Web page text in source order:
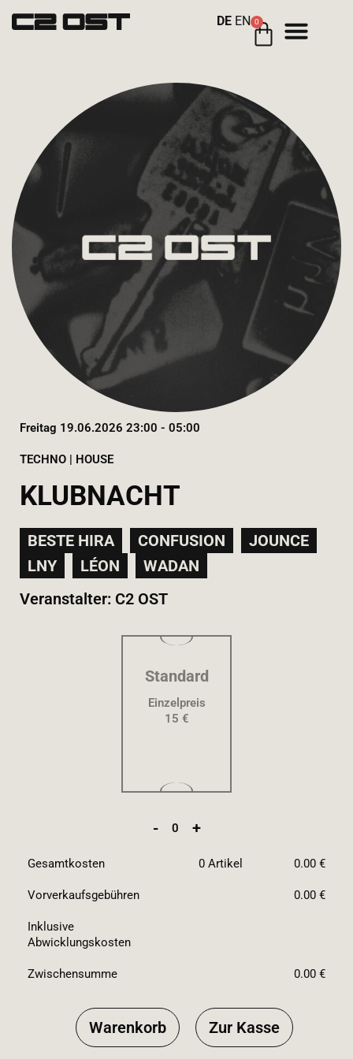
DE EN 0
Freitag 19.06.2026 23:00 - 05:00
TECHNO | HOUSE
KLUBNACHT
BESTE HIRA CONFUSION
JOUNCE
LNY
LÉON
WADAN
Veranstalter: C2 OST
Standard
Einzelpreis
15 €
- 0 +
Gesamtkosten 0 Artikel 0.00 €
Vorverkaufsgebühren 0.00 €
Inklusive
Abwicklungskosten
Zwischensumme 0.00 €
Warenkorb Zur Kasse